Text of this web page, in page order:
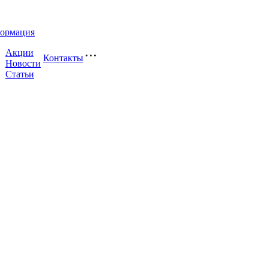
Акции
Новости
Статьи
Контакты